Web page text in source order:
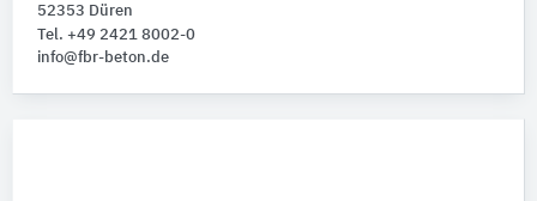
52353 Düren
Tel. +49 2421 8002-0
info@fbr-beton.de